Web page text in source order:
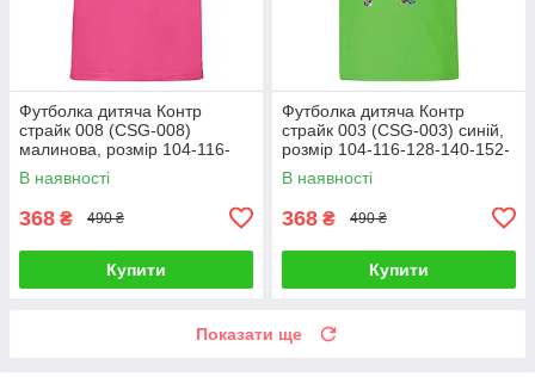
Футболка дитяча Контр
страйк 008 (CSG-008)
малинова, розмір 104-116-
128-140-152-164
В наявності
368 ₴ 490 ₴
Купити
Футболка дитяча Контр
страйк 003 (CSG-003) синій,
розмір 104-116-128-140-152-
164
В наявності
368 ₴ 490 ₴
Купити
Показати ще